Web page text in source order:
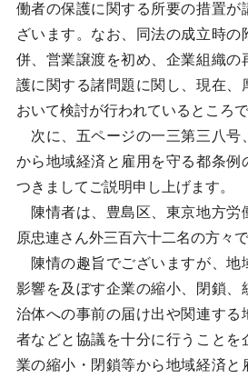
働者の保護に関する所要の措置が
ざいます。なお、同法の成立時の
併、営業譲渡を初め、企業組織の
護に関する諸問題に関し、現在、
おいて検討が行われているところで
次に、五ページの一三第三八号
から地域経済と雇用を守る都条例
つきましてご説明申し上げます。
陳情者は、豊島区、東京地方労
原忠連さん外三百六十二名の方々
陳情の趣旨でございますが、地
影響を及ぼす企業の縮小、閉鎖、
治体への事前の届け出や関連する
者などと協議を十分に行うことを
業の縮小・閉鎖等から地域経済と